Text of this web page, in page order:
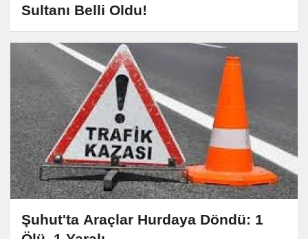
Sultanı Belli Oldu!
Şuhut'ta Araçlar Hurdaya Döndü: 1